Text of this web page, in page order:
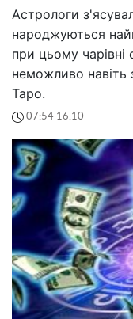
Астрологи
народжуються
при цьому чарівні
неможливо навіть
Таро.
07:54 16.10